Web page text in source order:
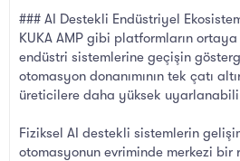
### AI Destekli Endüstriyel
KUKA AMP gibi platformların ortaya
endüstri sistemlerine geçişin
otomasyon donanımının tek çatı
üreticilere daha yüksek
Fiziksel AI destekli sistemlerin
otomasyonun evriminde merkezi